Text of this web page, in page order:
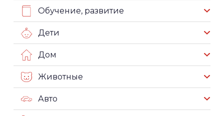
Обучение, развитие
Дети
Дом
Животные
Авто